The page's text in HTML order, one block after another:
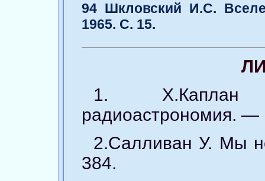
94 Шкловский И.С.
1965. С. 15.
1. Х.Каплан
радиоастрономия.
2.Салливан У. Мы
384.